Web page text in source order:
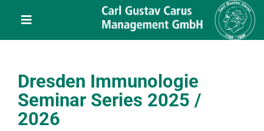
Toggle
Navigation
Über uns
Dresden Immunologie
Seminar Series 2025 /
2026